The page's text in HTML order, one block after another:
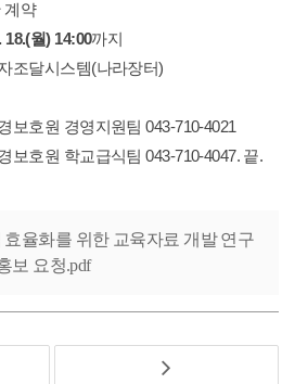
계약
18.(월) 14:00까지
조달시스템(나라장터)
보호원 경영지원팀 043-710-4021
호원 학교급식팀 043-710-4047. 끝.
율화를 위한 교육자료 개발 연구
보 요청.pdf